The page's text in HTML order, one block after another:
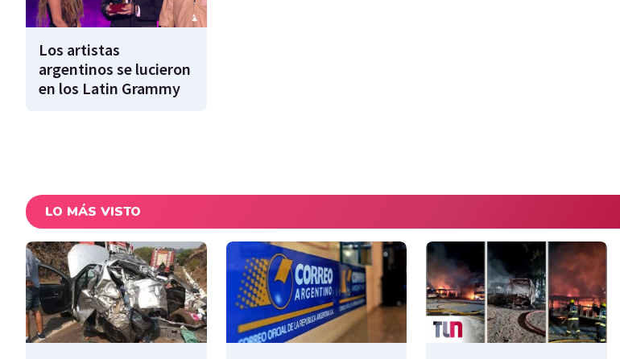
Los artistas
argentinos se lucieron
en los Latin Grammy
LO MÁS VISTO